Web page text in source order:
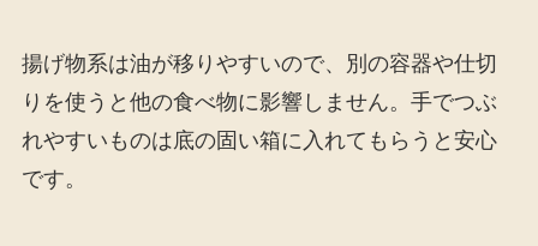
揚げ物系は油が移りやすいので、別の容器や仕切
りを使うと他の食べ物に影響しません。手でつぶ
れやすいものは底の固い箱に入れてもらうと安心
です。